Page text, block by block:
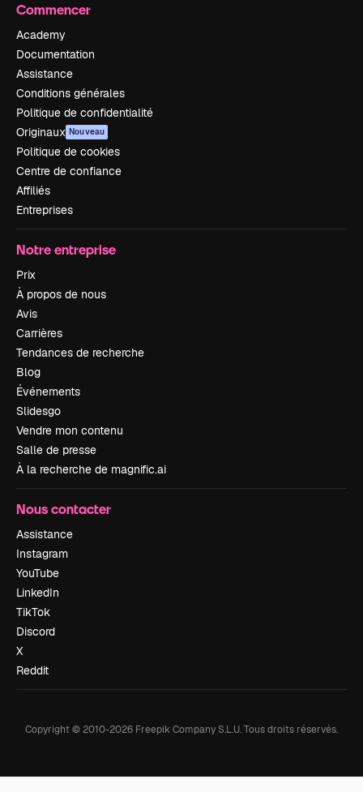
Commencer
Academy
Documentation
Assistance
Conditions générales
Politique de confidentialité
Originaux Nouveau
Politique de cookies
Centre de confiance
Affiliés
Entreprises
Notre entreprise
Prix
À propos de nous
Avis
Carrières
Tendances de recherche
Blog
Événements
Slidesgo
Vendre mon contenu
Salle de presse
À la recherche de magnific.ai
Nous contacter
Assistance
Instagram
YouTube
LinkedIn
TikTok
Discord
X
Reddit
Copyright © 2010-2026 Freepik Company S.L.U.Tous droits réservés.